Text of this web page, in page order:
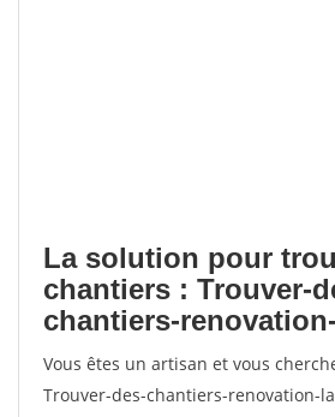
La solution pour
chantiers : Trouver-
chantiers-
Vous êtes un artisan et vous
Trouver-des-chantiers-renovation-